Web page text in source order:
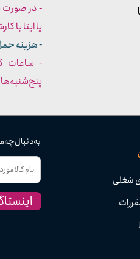
شغلی
به دنبال
- در صورت
یا ایتا با
- هزینه
پنج‌شنبه‌ها